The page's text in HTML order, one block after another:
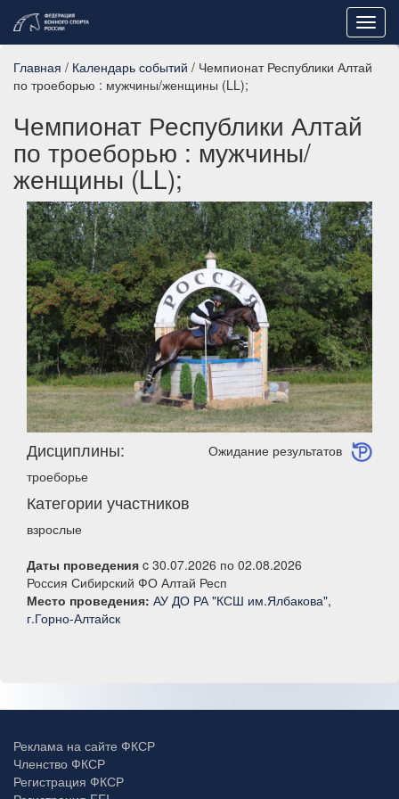
Главная / Календарь событий / Чемпионат Республики Алтай
по троеборью : мужчины/женщины (LL);
Чемпионат Республики Алтай
по троеборью : мужчины/
женщины (LL);
Ожидание результатов
Дисциплины:
троеборье
Категории участников
взрослые
Даты проведения c 30.07.2026 по 02.08.2026
Россия Сибирский ФО Алтай Респ
Место проведения: АУ ДО РА "КСШ им.Ялбакова",
г.Горно-Алтайск
Реклама на сайте ФКСР
Членство ФКСР
Регистрация ФКСР